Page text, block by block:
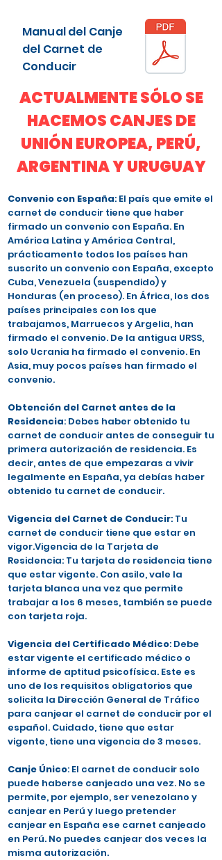
Manual del Canje
del Carnet de
Conducir
ACTUALMENTE SÓLO SE
HACEMOS CANJES DE
UNIÓN EUROPEA, PERÚ,
ARGENTINA Y URUGUAY
Convenio con España: El país que emite el
carnet de conducir tiene que haber
firmado un convenio con España. En
América Latina y América Central,
prácticamente todos los países han
suscrito un convenio con España, excepto
Cuba, Venezuela (suspendido) y
Honduras (en proceso). En África, los dos
países principales con los que
trabajamos, Marruecos y Argelia, han
firmado el convenio. De la antigua URSS,
solo Ucrania ha firmado el convenio. En
Asia, muy pocos países han firmado el
convenio.
Obtención del Carnet antes de la
Residencia: Debes haber obtenido tu
carnet de conducir antes de conseguir tu
primera autorización de residencia. Es
decir, antes de que empezaras a vivir
legalmente en España, ya debías haber
obtenido tu carnet de conducir.
Vigencia del Carnet de Conducir: Tu
carnet de conducir tiene que estar en
vigor.Vigencia de la Tarjeta de
Residencia: Tu tarjeta de residencia tiene
que estar vigente. Con asilo, vale la
tarjeta blanca una vez que permite
trabajar a los 6 meses, también se puede
con tarjeta roja.
Vigencia del Certificado Médico: Debe
estar vigente el certificado médico o
informe de aptitud psicofísica. Este es
uno de los requisitos obligatorios que
solicita la Dirección General de Tráfico
para canjear el carnet de conducir por el
español. Cuidado, tiene que estar
vigente, tiene una vigencia de 3 meses.
Canje Único: El carnet de conducir solo
puede haberse canjeado una vez. No se
permite, por ejemplo, ser venezolano y
canjear en Perú y luego pretender
canjear en España ese carnet canjeado
en Perú. No puedes canjear dos veces la
misma autorización.